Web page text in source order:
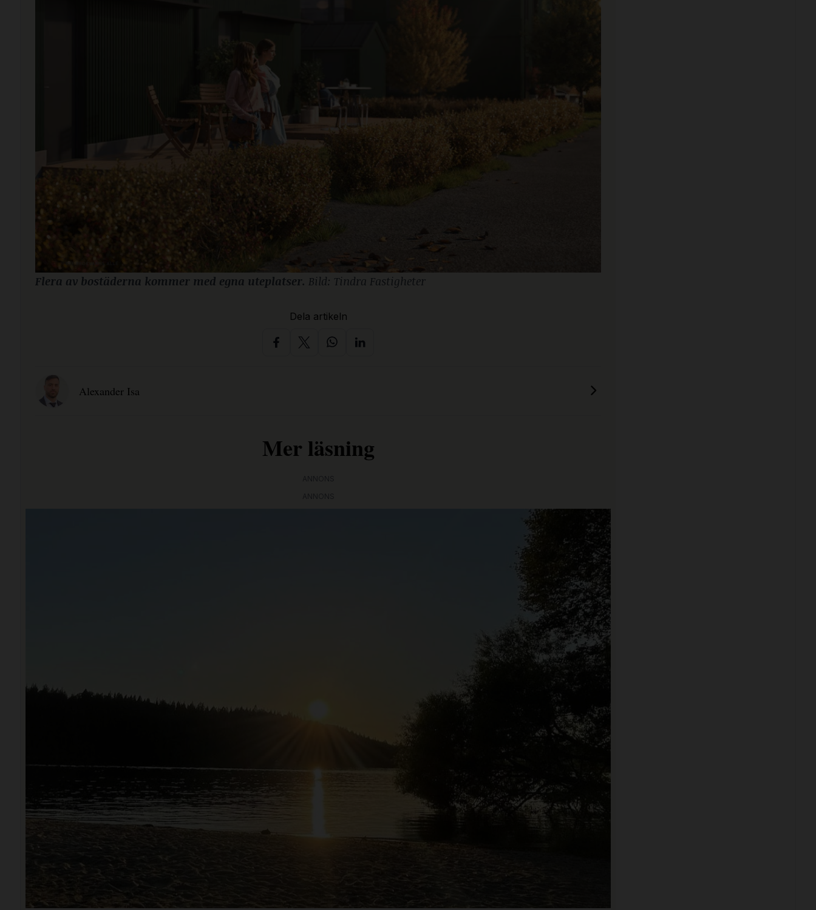
Flera av bostäderna kommer med egna uteplatser. Bild: Tindra Fastigheter
Dela artikeln
Alexander Isa
Mer läsning